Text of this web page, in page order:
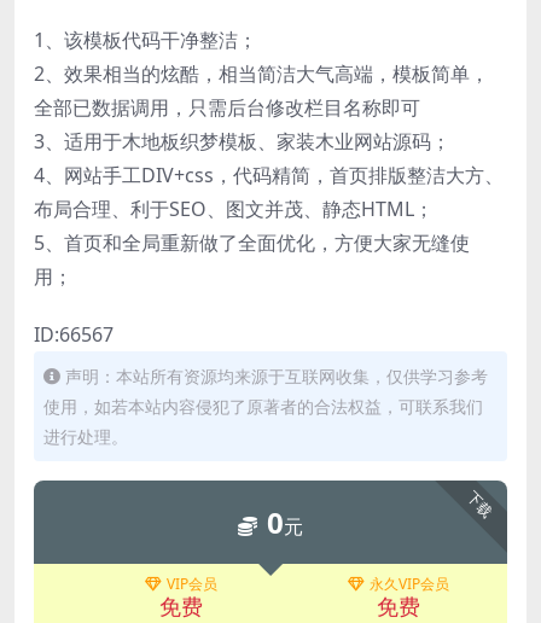
1、该模板代码干净整洁；
2、效果相当的炫酷，相当简洁大气高端，模板简单，
全部已数据调用，只需后台修改栏目名称即可
3、适用于木地板织梦模板、家装木业网站源码；
4、网站手工DIV+css，代码精简，首页排版整洁大方、
布局合理、利于SEO、图文并茂、静态HTML；
5、首页和全局重新做了全面优化，方便大家无缝使
用；
ID:66567
声明：本站所有资源均来源于互联网收集，仅供学习参考
使用，如若本站内容侵犯了原著者的合法权益，可联系我们
进行处理。
下载
0元
VIP会员
免费
永久VIP会员
免费